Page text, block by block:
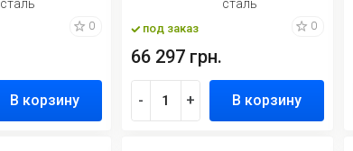
сталь
0
В корзину
сталь
под заказ 0
66 297 грн.
- + В корзину